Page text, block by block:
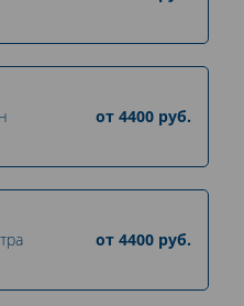
от 4400 руб.
от 4400 руб.